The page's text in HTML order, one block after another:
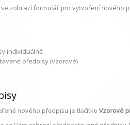
se zobrazí formulář pro vytvoření nového
individuálně
předpisy (vzorové)
nového předpisu je tlačítko Vzorové